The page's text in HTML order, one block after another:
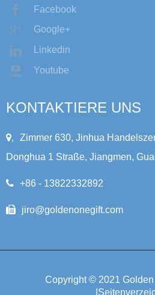
Facebook
Google+
Linkedin
Youtube
KONTAKTIERE UNS
Zimmer 630, Jinhua
Donghua 1 Straße, Jiangmen,
+86 - 13822332892
jiro@goldenonegift.com
Copyright © 2021